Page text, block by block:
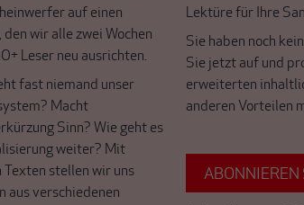
auf einen
wir alle zwei Wochen
Leser neu ausrichten.
fast niemand unser
Macht
Sinn? Wie geht es
weiter? Mit
Texten stellen wir uns
aus verschiedenen
Lektüre für Ihre
Sie haben noch
Sie jetzt auf und
erweiterten
anderen Vorteilen
ABONNIEREN